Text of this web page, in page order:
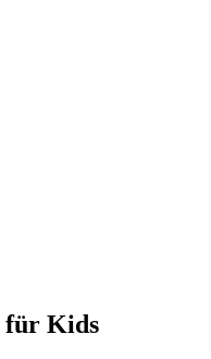
für Kids